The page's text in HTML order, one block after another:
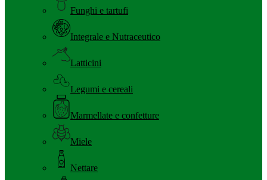
Funghi e tartufi
Integrale e Nutraceutico
Latticini
Legumi e cereali
Marmellate e confetture
Miele
Nettare